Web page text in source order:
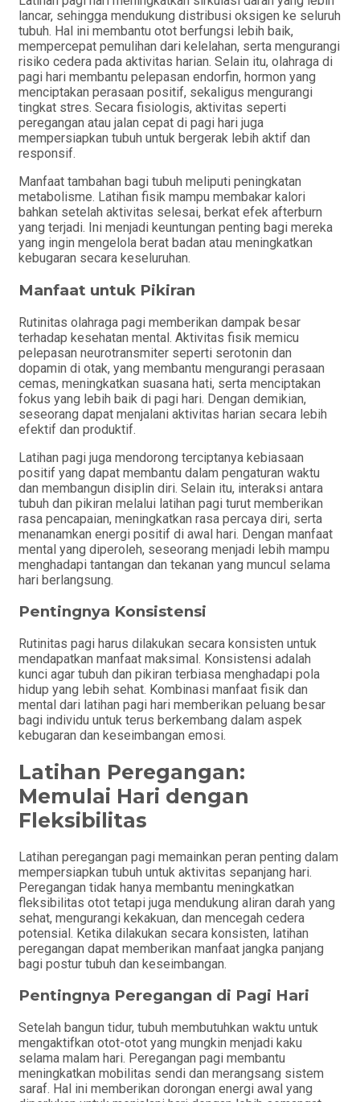
lancar, sehingga mendukung distribusi oksigen ke seluruh
tubuh. Hal ini membantu otot berfungsi lebih baik,
mempercepat pemulihan dari kelelahan, serta mengurangi
risiko cedera pada aktivitas harian. Selain itu, olahraga di
pagi hari membantu pelepasan endorfin, hormon yang
menciptakan perasaan positif, sekaligus mengurangi
tingkat stres. Secara fisiologis, aktivitas seperti
peregangan atau jalan cepat di pagi hari juga
mempersiapkan tubuh untuk bergerak lebih aktif dan
responsif.
Manfaat tambahan bagi tubuh meliputi peningkatan
metabolisme. Latihan fisik mampu membakar kalori
bahkan setelah aktivitas selesai, berkat efek afterburn
yang terjadi. Ini menjadi keuntungan penting bagi mereka
yang ingin mengelola berat badan atau meningkatkan
kebugaran secara keseluruhan.
Manfaat untuk Pikiran
Rutinitas olahraga pagi memberikan dampak besar
terhadap kesehatan mental. Aktivitas fisik memicu
pelepasan neurotransmiter seperti serotonin dan
dopamin di otak, yang membantu mengurangi perasaan
cemas, meningkatkan suasana hati, serta menciptakan
fokus yang lebih baik di pagi hari. Dengan demikian,
seseorang dapat menjalani aktivitas harian secara lebih
efektif dan produktif.
Latihan pagi juga mendorong terciptanya kebiasaan
positif yang dapat membantu dalam pengaturan waktu
dan membangun disiplin diri. Selain itu, interaksi antara
tubuh dan pikiran melalui latihan pagi turut memberikan
rasa pencapaian, meningkatkan rasa percaya diri, serta
menanamkan energi positif di awal hari. Dengan manfaat
mental yang diperoleh, seseorang menjadi lebih mampu
menghadapi tantangan dan tekanan yang muncul selama
hari berlangsung.
Pentingnya Konsistensi
Rutinitas pagi harus dilakukan secara konsisten untuk
mendapatkan manfaat maksimal. Konsistensi adalah
kunci agar tubuh dan pikiran terbiasa menghadapi pola
hidup yang lebih sehat. Kombinasi manfaat fisik dan
mental dari latihan pagi hari memberikan peluang besar
bagi individu untuk terus berkembang dalam aspek
kebugaran dan keseimbangan emosi.
Latihan Peregangan:
Memulai Hari dengan
Fleksibilitas
Latihan peregangan pagi memainkan peran penting dalam
mempersiapkan tubuh untuk aktivitas sepanjang hari.
Peregangan tidak hanya membantu meningkatkan
fleksibilitas otot tetapi juga mendukung aliran darah yang
sehat, mengurangi kekakuan, dan mencegah cedera
potensial. Ketika dilakukan secara konsisten, latihan
peregangan dapat memberikan manfaat jangka panjang
bagi postur tubuh dan keseimbangan.
Pentingnya Peregangan di Pagi Hari
Setelah bangun tidur, tubuh membutuhkan waktu untuk
mengaktifkan otot-otot yang mungkin menjadi kaku
selama malam hari. Peregangan pagi membantu
meningkatkan mobilitas sendi dan merangsang sistem
saraf. Hal ini memberikan dorongan energi awal yang